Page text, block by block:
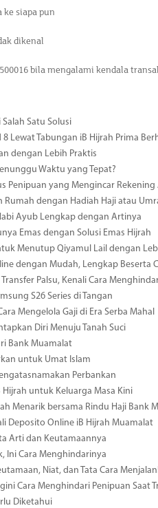
ke siapa pun
dikenal
bila mengalami kendala
Salah Satu Solusi
Lewat Tabungan iB Hijrah Prima
dengan Lebih Praktis
Waktu yang Tepat?
Penipuan yang Mengincar Rekening
Rumah dengan Hadiah Haji atau
Ayub Lengkap dengan Artinya
Emas dengan Solusi Emas Hijrah
Menutup Qiyamul Lail dengan
dengan Mudah, Lengkap Beserta
Palsu, Kenali Cara
S26 Series di Tangan
Mengelola Gaji di Era Serba Mahal
Diri Menuju Tanah Suci
Bank Muamalat
untuk Umat Islam
Perbankan
Hijrah untuk Keluarga Masa Kini
Menarik bersama Rindu Haji Bank
Deposito Online iB Hijrah Muamalat
Arti dan Keutamaannya
Ini Cara Menghindarinya
Niat, dan Tata Cara
Cara Menghindari Penipuan Saat
Diketahui